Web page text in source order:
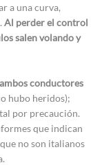
a una curva,
Al perder el control
salen volando y
ambos conductores
hubo heridos);
por precaución.
que indican
no son italianos